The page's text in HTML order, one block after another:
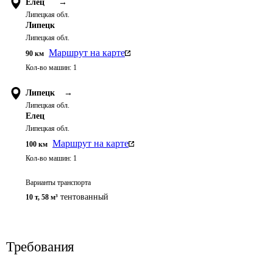
Елец →
Липецкая обл.
Липецк
Липецкая обл.
90 км Маршрут на карте
Кол-во машин: 1
Липецк →
Липецкая обл.
Елец
Липецкая обл.
100 км Маршрут на карте
Кол-во машин: 1
Варианты транспорта
10 т, 58 м³ тентованный
Требования